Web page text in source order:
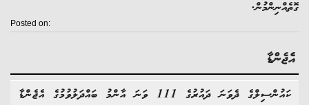
Posted on:
ދެވަނަ ދައުރުގެ 111 ވަނަ އާންމު ބައްދަލުވުމުގެ އެޖެންޑާ